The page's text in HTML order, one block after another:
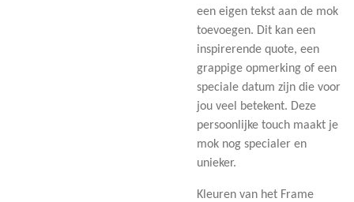
een eigen tekst aan de mok
toevoegen. Dit kan een
inspirerende quote, een
grappige opmerking of een
speciale datum zijn die voor
jou veel betekent. Deze
persoonlijke touch maakt je
mok nog specialer en
unieker.
Kleuren van het Frame